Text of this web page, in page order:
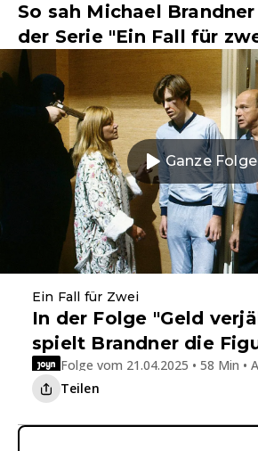
So sah Michael Brandner
der Serie "Ein Fall für
Ganze Folge
Ein Fall für Zwei
In der Folge "Geld
spielt Brandner die
Folge vom 21.04.2025 • 58 Min •
Teilen